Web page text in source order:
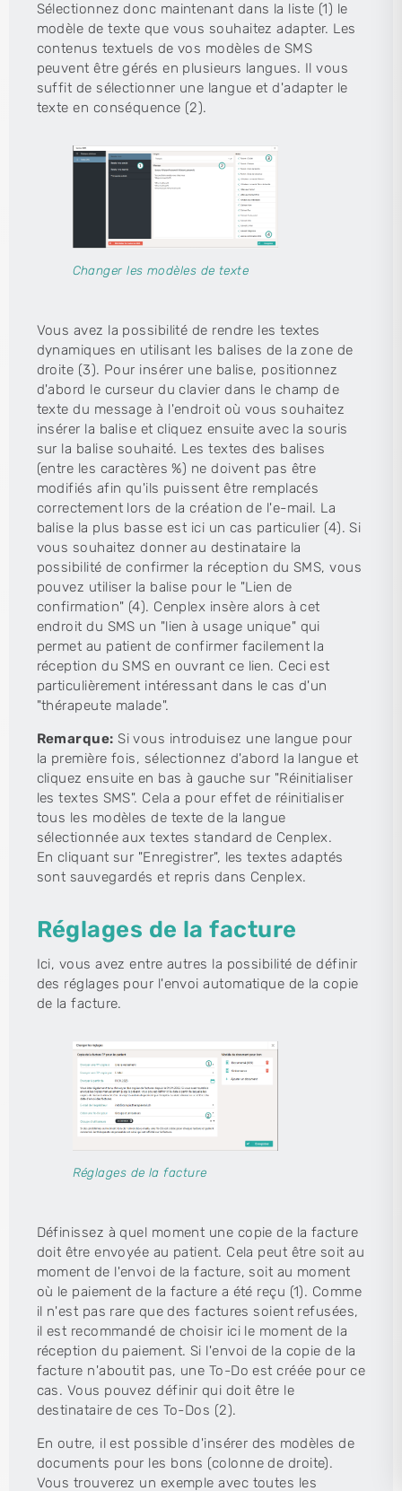
Sélectionnez donc maintenant dans la liste (1) le
modèle de texte que vous souhaitez adapter. Les
contenus textuels de vos modèles de SMS
peuvent être gérés en plusieurs langues. Il vous
suffit de sélectionner une langue et d'adapter le
texte en conséquence (2).
Changer les modèles de texte
Vous avez la possibilité de rendre les textes
dynamiques en utilisant les balises de la zone de
droite (3). Pour insérer une balise, positionnez
d'abord le curseur du clavier dans le champ de
texte du message à l'endroit où vous souhaitez
insérer la balise et cliquez ensuite avec la souris
sur la balise souhaité. Les textes des balises
(entre les caractères %) ne doivent pas être
modifiés afin qu'ils puissent être remplacés
correctement lors de la création de l'e-mail. La
balise la plus basse est ici un cas particulier (4). Si
vous souhaitez donner au destinataire la
possibilité de confirmer la réception du SMS, vous
pouvez utiliser la balise pour le "Lien de
confirmation" (4). Cenplex insère alors à cet
endroit du SMS un "lien à usage unique" qui
permet au patient de confirmer facilement la
réception du SMS en ouvrant ce lien. Ceci est
particulièrement intéressant dans le cas d'un
"thérapeute malade".
Remarque: Si vous introduisez une langue pour
la première fois, sélectionnez d'abord la langue et
cliquez ensuite en bas à gauche sur "Réinitialiser
les textes SMS". Cela a pour effet de réinitialiser
tous les modèles de texte de la langue
sélectionnée aux textes standard de Cenplex.
En cliquant sur "Enregistrer", les textes adaptés
sont sauvegardés et repris dans Cenplex.
Réglages de la facture
Ici, vous avez entre autres la possibilité de définir
des réglages pour l'envoi automatique de la copie
de la facture.
Réglages de la facture
Définissez à quel moment une copie de la facture
doit être envoyée au patient. Cela peut être soit au
moment de l'envoi de la facture, soit au moment
où le paiement de la facture a été reçu (1). Comme
il n'est pas rare que des factures soient refusées,
il est recommandé de choisir ici le moment de la
réception du paiement. Si l'envoi de la copie de la
facture n'aboutit pas, une To-Do est créée pour ce
cas. Vous pouvez définir qui doit être le
destinataire de ces To-Dos (2).
En outre, il est possible d'insérer des modèles de
documents pour les bons (colonne de droite).
Vous trouverez un exemple avec toutes les